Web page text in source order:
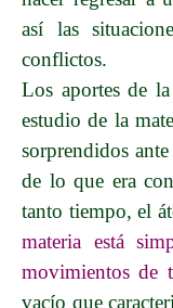
así las
conflictos.
Los aportes dela
estudio de la
sorprendidos
de lo que era
tanto tiempo, el
materia está
movimientosde
vacío que